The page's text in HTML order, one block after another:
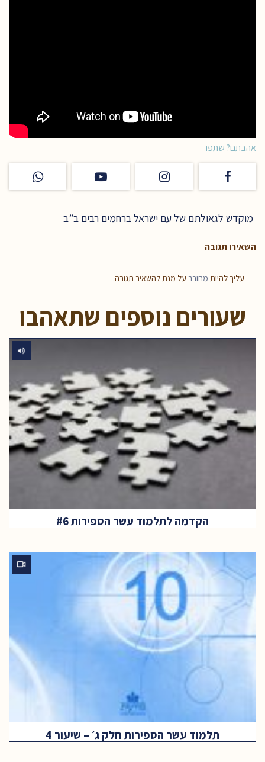
אהבתם? שתפו
מוקדש לגאולתם של עם ישראל ברחמים רבים ב”ב
השאירו תגובה
עליך להיות מחובר על מנת להשאיר תגובה.
שעורים נוספים שתאהבו
הקדמה לתלמוד עשר הספירות #6
תלמוד עשר הספירות חלק ג׳ – שיעור 4